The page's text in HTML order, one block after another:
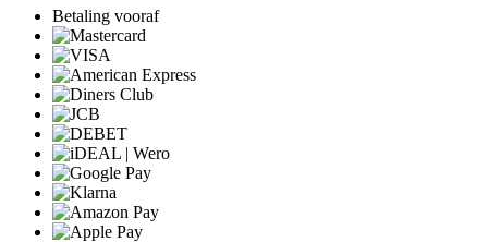
Betaling vooraf